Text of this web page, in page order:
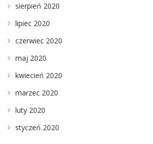
sierpień 2020
lipiec 2020
czerwiec 2020
maj 2020
kwiecień 2020
marzec 2020
luty 2020
styczeń 2020